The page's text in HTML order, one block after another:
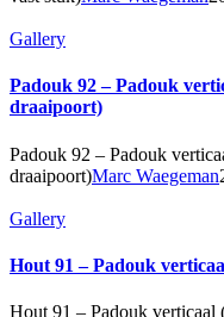
Gallery
Padouk 92 – Padouk
draaipoort)
Padouk 92 – Padouk
draaipoort)Marc Waegeman
Gallery
Hout 91 – Padouk
Hout 91 – Padouk verticaal